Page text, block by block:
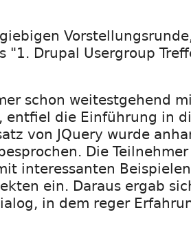
"1. Drupal Usergroup
schon weitestgehend
entfiel die Einführung in
von JQuery wurde
Die
interessanten
ein. Daraus ergab
in dem reger